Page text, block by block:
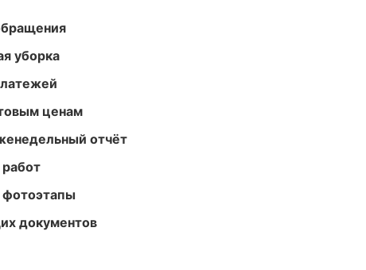
уборка
ценам
отчёт
фотоэтапы
документов